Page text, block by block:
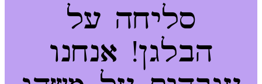
סליחה על
הבלגן! אנחנו